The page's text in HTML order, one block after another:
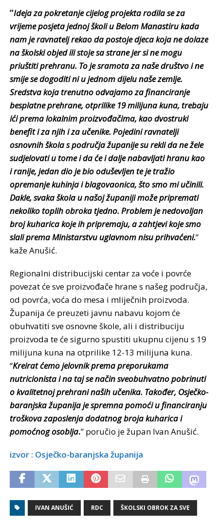
“Ideja za pokretanje cijelog projekta rodila se za
vrijeme posjeta jednoj školi u Belom Manastiru kada
nam je ravnatelj rekao da postoje djeca koja ne dolaze
na školski objed ili stoje sa strane jer si ne mogu
priuštiti prehranu. To je sramota za naše društvo i ne
smije se dogoditi ni u jednom dijelu naše zemlje.
Sredstva koja trenutno odvajamo za financiranje
besplatne prehrane, otprilike 19 milijuna kuna, trebaju
ići prema lokalnim proizvođačima, kao dvostruki
benefit i za njih i za učenike. Pojedini ravnatelji
osnovnih škola s područja županije su rekli da ne žele
sudjelovati u tome i da će i dalje nabavljati hranu kao
i ranije, jedan dio je bio oduševljen te je tražio
opremanje kuhinja i blagovaonica, što smo mi učinili.
Dakle, svaka škola u našoj županiji može pripremati
nekoliko toplih obroka tjedno. Problem je nedovoljan
broj kuharica koje ih pripremaju, a zahtjevi koje smo
slali prema Ministarstvu uglavnom nisu prihvaćeni.”
kaže Anušić.
Regionalni distribucijski centar za voće i povrće
povezat će sve proizvođače hrane s našeg područja,
od povrća, voća do mesa i mliječnih proizvoda.
Županija će preuzeti javnu nabavu kojom će
obuhvatiti sve osnovne škole, ali i distribuciju
proizvoda te će sigurno spustiti ukupnu cijenu s 19
milijuna kuna na otprilike 12-13 milijuna kuna.
“Kreirat ćemo jelovnik prema preporukama
nutricionista i na taj se način sveobuhvatno pobrinuti
o kvalitetnoj prehrani naših učenika. Također, Osječko-
baranjska županija je spremna pomoći u financiranju
troškova zaposlenja dodatnog broja kuharica i
pomoćnog osoblja.” poručio je župan Ivan Anušić.
izvor : Osječko-baranjska županija
IVAN ANUŠIĆ RDC ŠKOLSKI OBROK ZA SVE